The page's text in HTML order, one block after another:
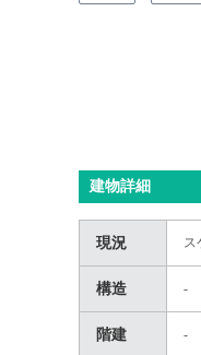
建物詳細
現況 ス
構造 -
階建 -